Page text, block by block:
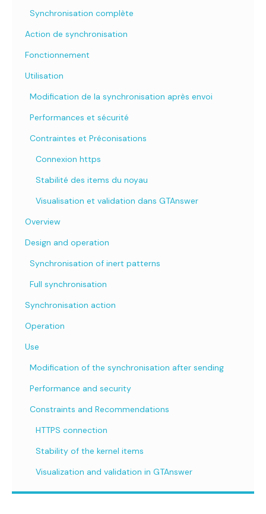
Synchronisation complète
Action de synchronisation
Fonctionnement
Utilisation
Modification de la synchronisation après envoi
Performances et sécurité
Contraintes et Préconisations
Connexion https
Stabilité des items du noyau
Visualisation et validation dans GTAnswer
Overview
Design and operation
Synchronisation of inert patterns
Full synchronisation
Synchronisation action
Operation
Use
Modification of the synchronisation after sending
Performance and security
Constraints and Recommendations
HTTPS connection
Stability of the kernel items
Visualization and validation in GTAnswer